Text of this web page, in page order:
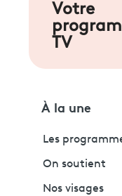
Votre
TV
À la une
Les
On soutient
Nos visages